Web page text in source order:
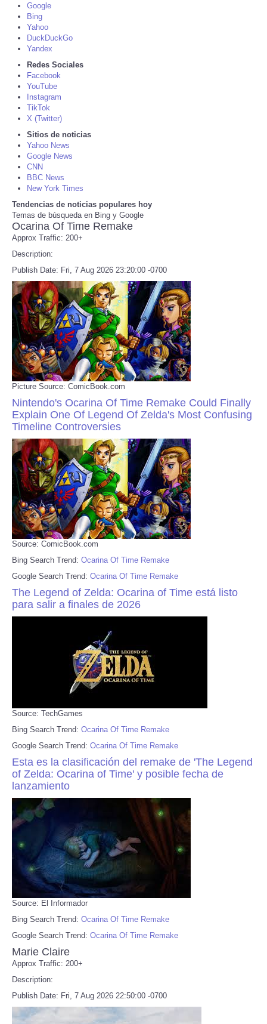
Tiempo
CATEGORIES
CARTOONS
CONTACT
SEARCH
SHOPPING
Daily Deals
RobinsPost Store
Refund Policy
Google
Bing
Yahoo
DuckDuckGo
Yandex
Redes Sociales
Facebook
YouTube
Instagram
TikTok
X (Twitter)
Sitios de noticias
Yahoo News
Google News
CNN
BBC News
New York Times
Tendencias de noticias populares hoy
Temas de búsqueda en Bing y Google
Ocarina Of Time Remake
Approx Traffic: 200+
Description:
Publish Date: Fri, 7 Aug 2026 23:20:00 -0700
Picture Source: ComicBook.com
Nintendo's Ocarina Of Time Remake Could Finally
Explain One Of Legend Of Zelda's Most Confusing
Timeline Controversies
Source: ComicBook.com
Bing Search Trend: Ocarina Of Time Remake
Google Search Trend: Ocarina Of Time Remake
The Legend of Zelda: Ocarina of Time está listo
para salir a finales de 2026
Source: TechGames
Bing Search Trend: Ocarina Of Time Remake
Google Search Trend: Ocarina Of Time Remake
Esta es la clasificación del remake de 'The Legend
of Zelda: Ocarina of Time' y posible fecha de
lanzamiento
Source: El Informador
Bing Search Trend: Ocarina Of Time Remake
Google Search Trend: Ocarina Of Time Remake
Marie Claire
Approx Traffic: 200+
Description:
Publish Date: Fri, 7 Aug 2026 22:50:00 -0700